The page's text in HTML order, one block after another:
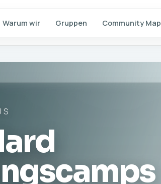
Warum wir Gruppen Community Map